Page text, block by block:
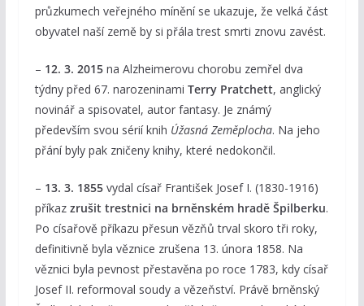
průzkumech veřejného mínění se ukazuje, že velká část
obyvatel naší země by si přála trest smrti znovu zavést.
– 12. 3. 2015na Alzheimerovu chorobu zemřel dva
týdny před 67. narozeninami Terry Pratchett, anglický
novinář a spisovatel, autor fantasy. Je známý
především svou sérií knih Úžasná Zeměplocha. Na jeho
přání byly pak zničeny knihy, které nedokončil.
– 13. 3. 1855vydal císař František Josef I. (1830-1916)
příkaz zrušit trestnici na brněnském hradě Špilberku.
Po císařově příkazu přesun vězňů trval skoro tři roky,
definitivně byla věznice zrušena 13. února 1858. Na
věznici byla pevnost přestavěna po roce 1783, kdy císař
Josef II. reformoval soudy a vězeňství. Právě brněnský